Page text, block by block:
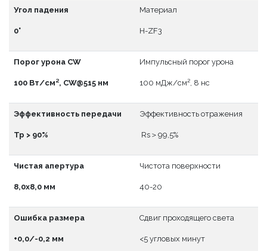
Угол падения
0°
Материал
H-ZF3
Порог урона CW
100 Вт/см², CW@515 нм
Импульсный порог урона
100 мДж/см², 8 нс
Эффективность передачи
Тр > 90%
Эффективность отражения
Rs＞99,5%
Чистая апертура
8,0x8,0 мм
Чистота поверхности
40-20
Ошибка размера
+0,0/-0,2 мм
Сдвиг проходящего света
<5 угловых минут